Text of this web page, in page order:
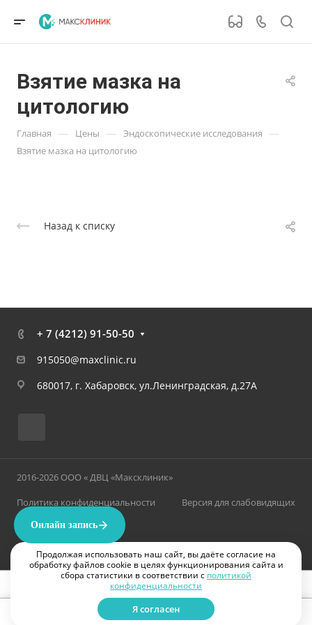
Взятие мазка на
цитологию
Главная — Цены — Эндоскопические исследования —
Взятие мазка на цитологию
Назад к списку
+ 7 (4212) 91-50-50
915050@maxclinic.ru
680017, г. Хабаровск, ул.Ленинградская, д.27А
2016-2026 ООО « ДВЦ «Максклиник»
Политика конфиденциальности
Версия для слабовидящих
ИМЕЮТСЯ ПРОТИВОПОКАЗАНИЯ. НЕОБХОДИМА КОНСУЛЬТАЦИЯ ВРАЧА
Продолжая использовать наш сайт, вы даёте согласие на
обработку файлов cookie в целях функционирования сайта и
сбора статистики в соответствии с политикой
конфиденциальности
Я согласен